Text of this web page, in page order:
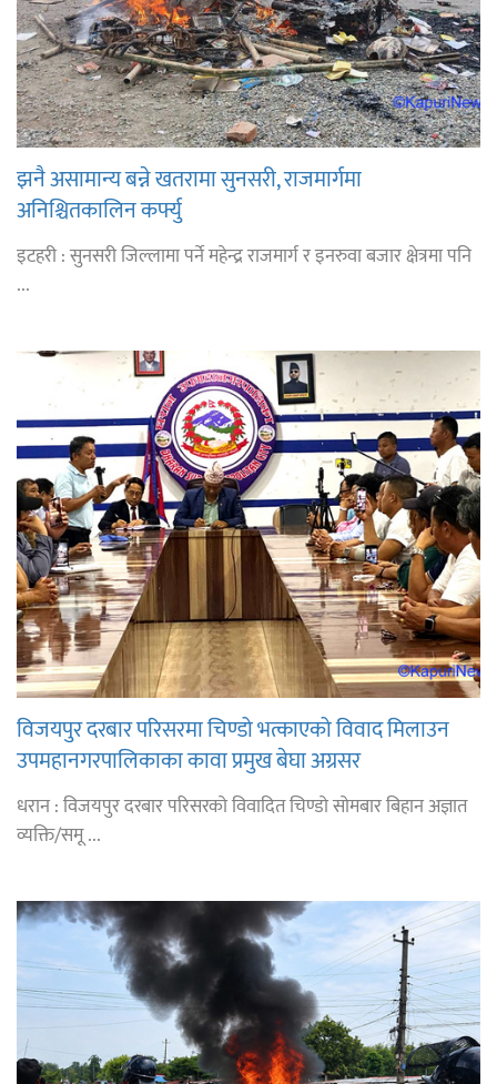
झनै असामान्य बन्ने खतरामा सुनसरी, राजमार्गमा
अनिश्चितकालिन कर्फ्यु
इटहरी : सुनसरी जिल्लामा पर्ने महेन्द्र राजमार्ग र इनरुवा बजार क्षेत्रमा पनि
...
विजयपुर दरबार परिसरमा चिण्डो भत्काएको विवाद मिलाउन
उपमहानगरपालिकाका कावा प्रमुख बेघा अग्रसर
धरान : विजयपुर दरबार परिसरको विवादित चिण्डो सोमबार बिहान अज्ञात
व्यक्ति/समू ...